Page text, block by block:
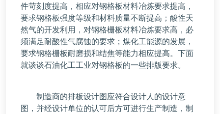
件苛刻度提高，相应对钢格板材料冶炼要求提高，
要求钢格板强度等级和材料质量不断提高；酸性天
然气的开发利用，对钢格栅板材料冶炼要求高，必
须满足耐酸性气腐蚀的要求；煤化工能源的发展，
要求钢格栅板耐磨损和结焦等能力相应提高。下面
就谈谈石油化工工业对钢格板的一些排版要求。
制造商的排板设计图应符合设计人的设计意
图，并经设计单位的认可后方可进行生产制造，制